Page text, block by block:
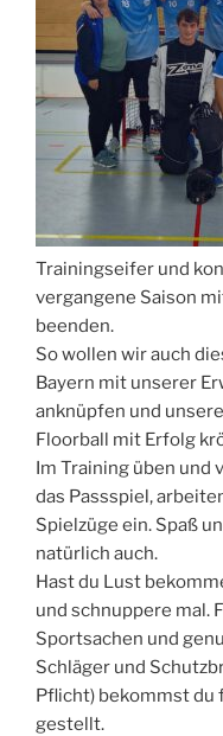
Trainingseifer und
vergangene Saison
beenden.
So wollen wir auch
Bayern mit unserer
anknüpfen und
Floorball mit Erfolg
Im Training üben und
das Passspiel,
Spielzüge ein. Spaß
natürlich auch.
Hast du Lust
und schnuppere mal.
Sportsachen und
Schläger und
Pflicht) bekommst du
gestellt.